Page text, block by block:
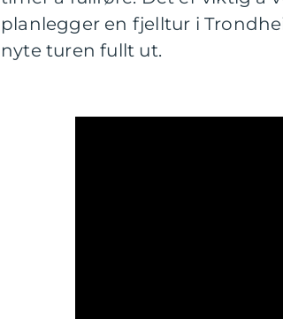
planlegger en fjelltur i
nyte turen fullt ut.